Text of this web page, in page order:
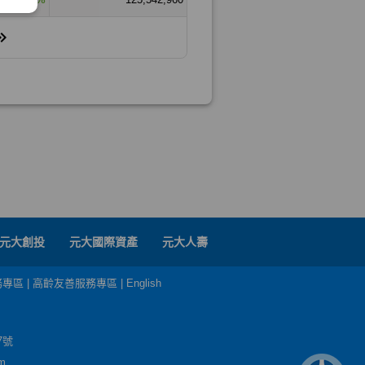
元大創投 元大國際資產 元大人壽
區 高齡友善服務專區 English
號